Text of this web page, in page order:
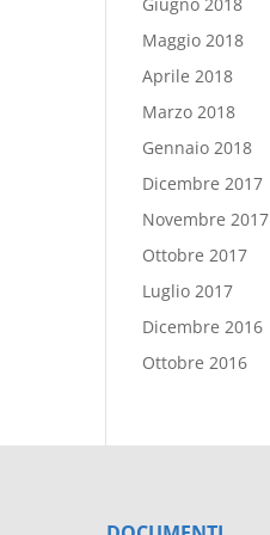
Maggio 2018
Aprile 2018
Marzo 2018
Gennaio 2018
Dicembre 2017
Novembre 2017
Ottobre 2017
Luglio 2017
Dicembre 2016
Ottobre 2016